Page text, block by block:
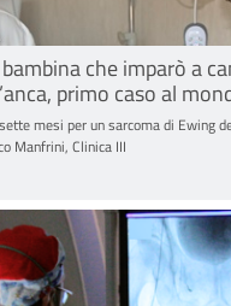
che imparò a
primo caso al
mesi per un sarcoma di Ewing
Manfrini, Clinica III